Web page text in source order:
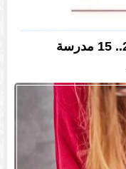
مدارس التمريض في الجيزة 2026.. 15 مدرسة